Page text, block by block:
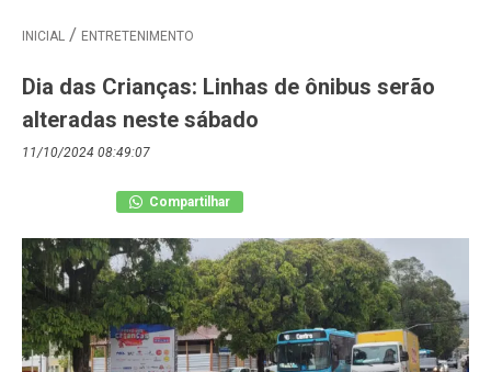
INICIAL ENTRETENIMENTO
Dia das Crianças: Linhas de ônibus serão
alteradas neste sábado
11/10/2024 08:49:07
Compartilhar